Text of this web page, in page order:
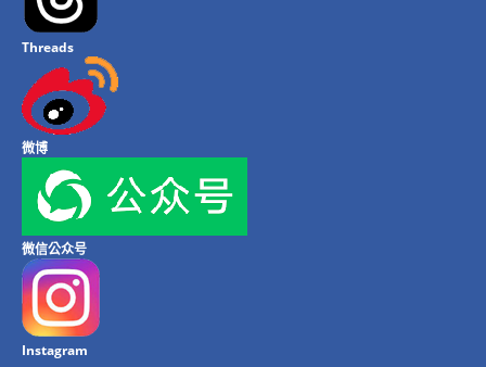
Threads
微博
微信公众号
Instagram